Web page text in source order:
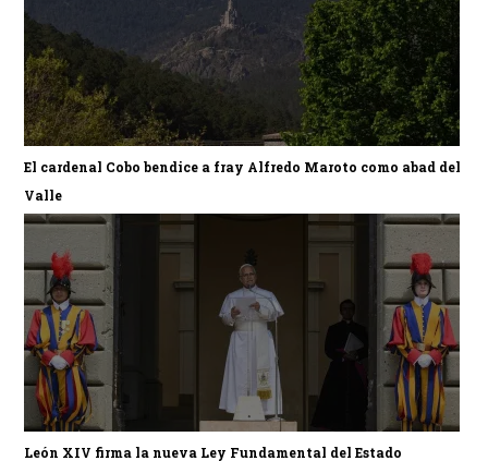
El cardenal Cobo bendice a fray Alfredo Maroto como abad del
Valle
León XIV firma la nueva Ley Fundamental del Estado